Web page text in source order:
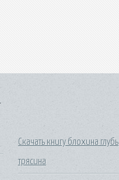
Скачать книгу блохина глубь
трясина